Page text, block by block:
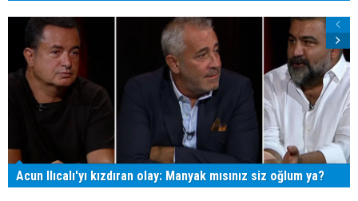
Acun Ilıcalı'yı kızdıran olay: Manyak mısınız siz oğlum ya?